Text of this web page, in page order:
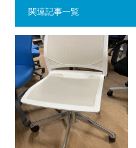
関連記事一覧